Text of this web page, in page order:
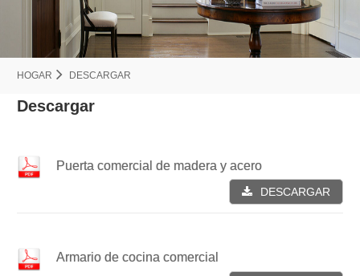
HOGAR DESCARGAR
Descargar
Puerta comercial de madera y acero
DESCARGAR
Armario de cocina comercial